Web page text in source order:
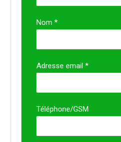
Nom *
Adresse email *
Téléphone/GSM